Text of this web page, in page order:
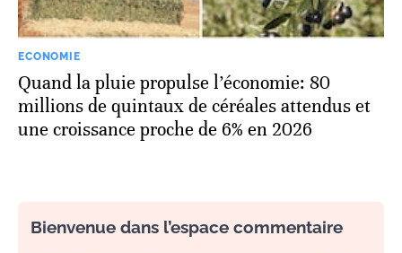
ECONOMIE
Quand la pluie propulse l’économie: 80
millions de quintaux de céréales attendus et
une croissance proche de 6% en 2026
Bienvenue dans l’espace commentaire